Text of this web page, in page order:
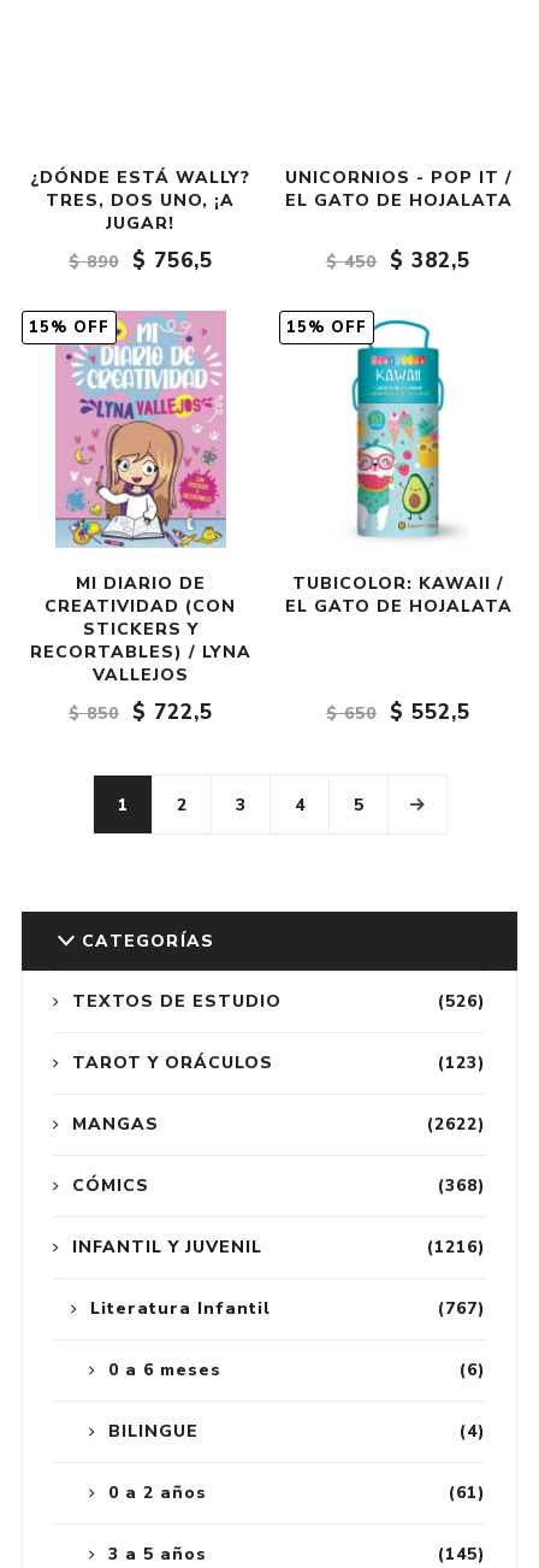
¿DÓNDE ESTÁ WALLY?
TRES, DOS UNO, ¡A
JUGAR!
$ 890
$ 756,5
UNICORNIOS - POP IT /
EL GATO DE HOJALATA
$ 450 $ 382,5
15% OFF
MI DIARIO DE
CREATIVIDAD (CON
STICKERS Y
RECORTABLES) / LYNA
VALLEJOS
$ 850
$ 722,5
15% OFF
TUBICOLOR: KAWAII /
EL GATO DE HOJALATA
$ 650 $ 552,5
1 2 3 4 5
CATEGORÍAS
(526)
TEXTOS DE ESTUDIO
(123)
TAROT Y ORÁCULOS
(2622)
MANGAS
(368)
CÓMICS
(1216)
INFANTIL Y JUVENIL
(767)
Literatura Infantil
(6)
0 a 6 meses
(4)
BILINGUE
(61)
0 a 2 años
(145)
3 a 5 años